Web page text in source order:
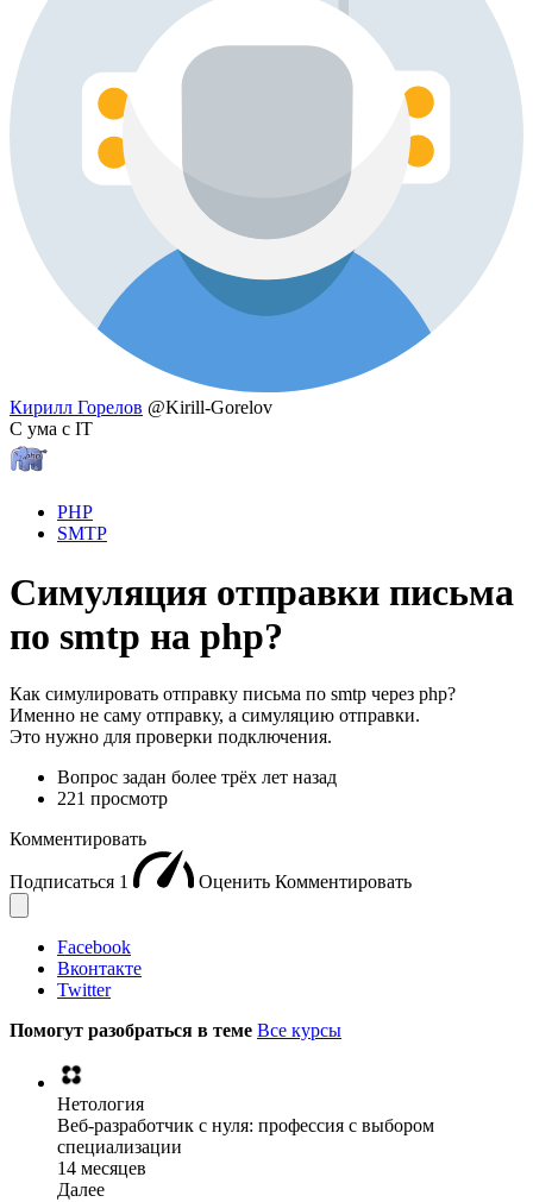
Кирилл Горелов @Kirill-Gorelov
С ума с IT
PHP
SMTP
Симуляция отправки письма
по smtp на php?
Как симулировать отправку письма по smtp через php?
Именно не саму отправку, а симуляцию отправки.
Это нужно для проверки подключения.
Вопрос задан более трёх лет назад
221 просмотр
Комментировать
Подписаться 1 Оценить Комментировать
Facebook
Вконтакте
Twitter
Помогут разобраться в теме Все курсы
Нетология
Веб-разработчик с нуля: профессия с выбором
специализации
14 месяцев
Далее